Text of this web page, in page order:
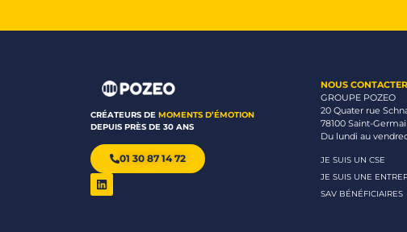
CRÉATEURS DE MOMENTS D’ÉMOTION
DEPUIS PRÈS DE 30 ANS
01 30 87 14 72
NOUS CONTACTER
GROUPE POZEO
20 Quater rue
78100 Saint-
Du lundi au
JE SUIS UN CSE
JE SUIS UNE
SAV BÉNÉFICIAIRES